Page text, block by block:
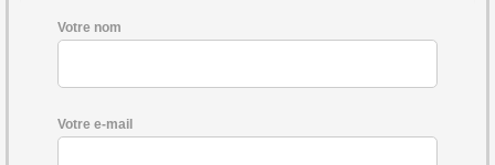
Votre nom
Votre e-mail